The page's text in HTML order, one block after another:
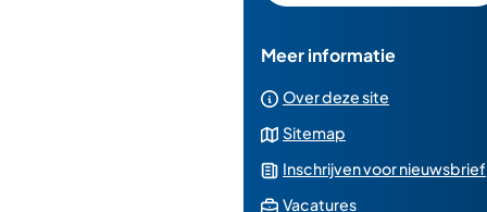
Meer informatie
Over deze site
Sitemap
Inschrijven voor nieuwsbrief
Vacatures(Verwijst